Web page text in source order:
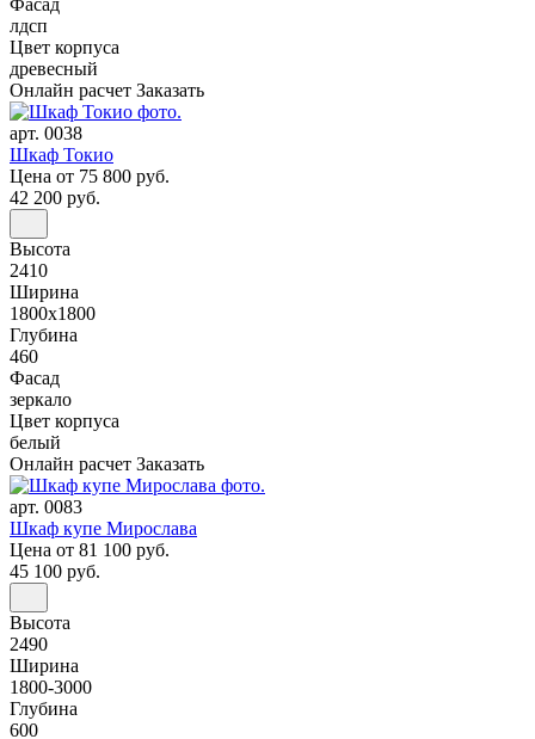
лдсп
Цвет корпуса
древесный
Онлайн расчет Заказать
арт. 0038
Шкаф Токио
Цена от 75 800 руб.
42 200 руб.
Высота
2410
Ширина
1800x1800
Глубина
460
Фасад
зеркало
Цвет корпуса
белый
Онлайн расчет Заказать
арт. 0083
Шкаф купе Мирослава
Цена от 81 100 руб.
45 100 руб.
Высота
2490
Ширина
1800-3000
Глубина
600